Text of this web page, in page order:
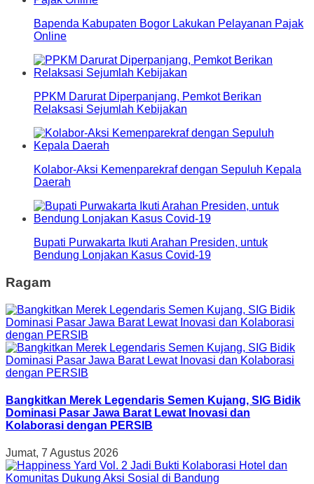
Bapenda Kabupaten Bogor Lakukan Pelayanan Pajak
Online
PPKM Darurat Diperpanjang, Pemkot Berikan
Relaksasi Sejumlah Kebijakan
Kolabor-Aksi Kemenparekraf dengan Sepuluh Kepala
Daerah
Bupati Purwakarta Ikuti Arahan Presiden, untuk
Bendung Lonjakan Kasus Covid-19
Ragam
Bangkitkan Merek Legendaris Semen Kujang, SIG Bidik
Dominasi Pasar Jawa Barat Lewat Inovasi dan
Kolaborasi dengan PERSIB
Jumat, 7 Agustus 2026